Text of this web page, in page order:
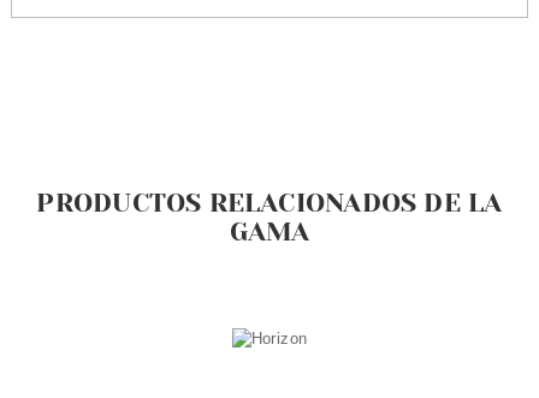
PRODUCTOS RELACIONADOS DE LA
GAMA